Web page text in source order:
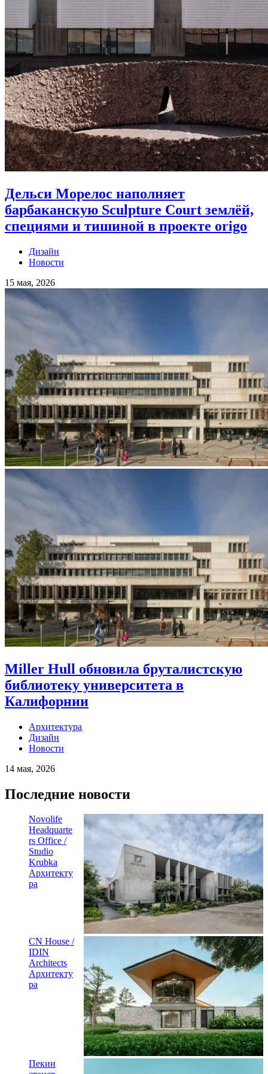
Дельси Морелос наполняет
барбаканскую Sculpture Court землёй,
специями и тишиной в проекте origo
Дизайн
Новости
15 мая, 2026
Miller Hull обновила бруталистскую
библиотеку университета в
Калифорнии
Архитектура
Дизайн
Новости
14 мая, 2026
Последние новости
Novolife
Headquarte
rs Office /
Studio
Krubka
Архитекту
ра
CN House /
IDIN
Architects
Архитекту
ра
Пекин